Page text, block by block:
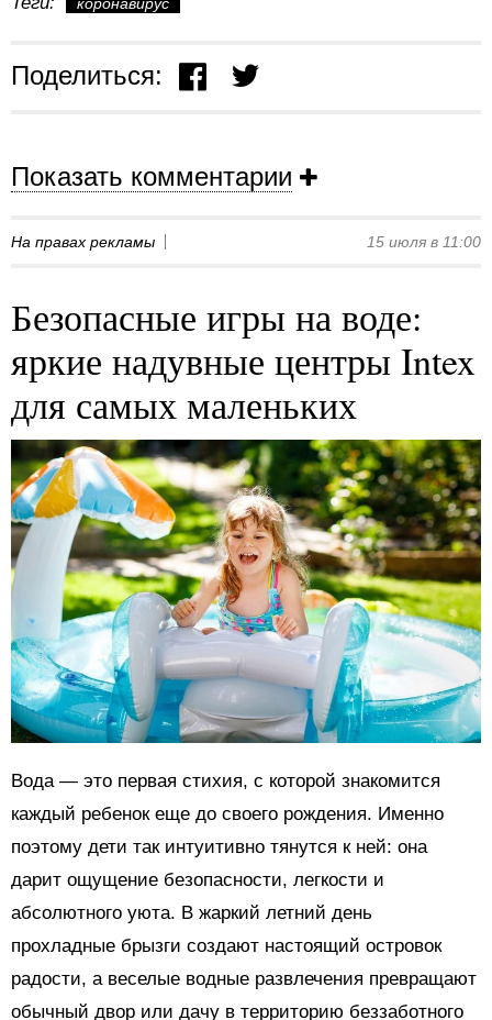
Поделиться:
Показать комментарии
На правах рекламы 15 июля в 11:00
Безопасные игры на воде:
яркие надувные центры Intex
для самых маленьких
Вода — это первая стихия, с которой знакомится
каждый ребенок еще до своего рождения. Именно
поэтому дети так интуитивно тянутся к ней: она
дарит ощущение безопасности, легкости и
абсолютного уюта. В жаркий летний день
прохладные брызги создают настоящий островок
радости, а веселые водные развлечения превращают
обычный двор или дачу в территорию беззаботного